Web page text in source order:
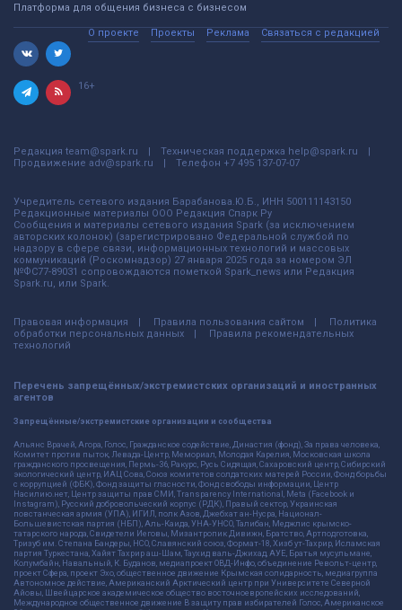
Платформа для общения бизнеса с бизнесом
О проекте Проекты Реклама Связаться с редакцией
16+
Редакция team@spark.ru Техническая поддержка help@spark.ru
Продвижение adv@spark.ru Телефон +7 495 137-07-07
Учредитель сетевого издания Барабанова.Ю.Б., ИНН 500111143150
Редакционные материалы ООО Редакция Спарк Ру
Сообщения и материалы сетевого издания Spark (за исключением
авторских колонок) (зарегистрировано Федеральной службой по
надзору в сфере связи, информационных технологий и массовых
коммуникаций (Роскомнадзор) 27 января 2025 года за номером ЭЛ
№ФС77-89031 сопровождаются пометкой Spark_news или Редакция
Spark.ru, или Spark.
Правовая информация Правила пользования сайтом
Политика
обработки персональных данных
Правила рекомендательных
технологий
Перечень запрещённых/экстремистских организаций и иностранных
агентов
Запрещённые/экстремистские организации и сообщества
Альянс Врачей, Агора, Голос, Гражданское содействие, Династия (фонд), За права человека,
Комитет против пыток, Левада-Центр, Мемориал, Молодая Карелия, Московская школа
гражданского просвещения, Пермь-36, Ракурс, Русь Сидящая, Сахаровский центр, Сибирский
экологический центр, ИАЦ Сова, Союз комитетов солдатских матерей России, Фонд борьбы
с коррупцией (ФБК), Фонд защиты гласности, Фонд свободы информации, Центр
Насилию.нет, Центр защиты прав СМИ, Transparency International, Meta (Facebook и
Instagram), Русский добровольческий корпус (РДК), Правый сектор, Украинская
повстанческая армия (УПА), ИГИЛ, полк Азов, Джебхат ан-Нусра, Национал-
Большевистская партия (НБП), Аль-Каида, УНА-УНСО, Талибан, Меджлис крымско-
татарского народа, Свидетели Иеговы, Мизантропик Дивижн, Братство, Артподготовка,
Тризуб им. Степана Бандеры, НСО, Славянский союз, Формат-18, Хизб ут-Тахрир, Исламская
партия Туркестана, Хайят Тахрир аш-Шам, Таухид валь-Джихад, АУЕ, Братья мусульмане,
Колумбайн, Навальный, К. Буданов, медиапроект ОВД-Инфо, объединение Револьт-центр,
проект Сфера, проект Эхо, общественное движение Крымская солидарность, медиагруппа
Автономное действие, Американский Арктический центр при Университете Северной
Айовы, Швейцарское академическое общество восточноевропейских исследований,
Международное общественное движение В защиту прав избирателей Голос, Американское